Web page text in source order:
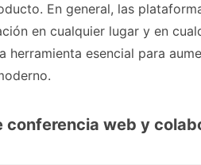
En general, las
en cualquier lugar y en
herramienta esencial para
conferencia web y